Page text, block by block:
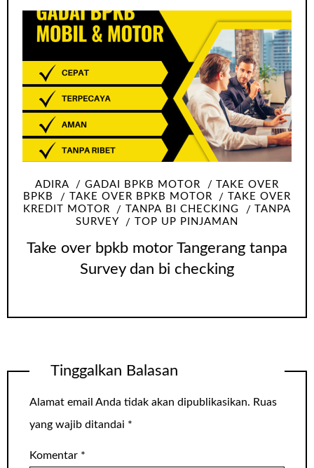
ADIRA GADAI BPKB MOTOR
TAKE OVER
BPKB
TAKE OVER BPKB MOTOR
TAKE OVER
KREDIT MOTOR
TANPA BI CHECKING
TANPA
SURVEY
TOP UP PINJAMAN
Take over bpkb motor Tangerang tanpa
Survey dan bi checking
Tinggalkan Balasan
Alamat email Anda tidak akan dipublikasikan. Ruas
yang wajib ditandai *
Komentar *